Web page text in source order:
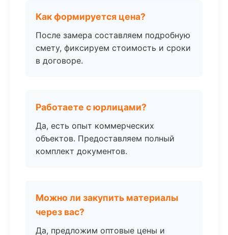
Как формируется цена?
После замера составляем подробную
смету, фиксируем стоимость и сроки
в договоре.
Работаете с юрлицами?
Да, есть опыт коммерческих
объектов. Предоставляем полный
комплект документов.
Можно ли закупить материалы
через вас?
Да, предложим оптовые цены и